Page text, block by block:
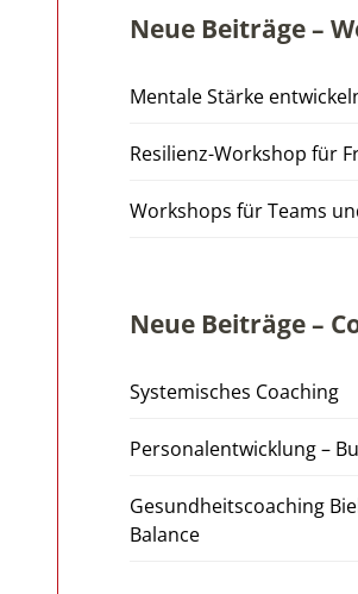
Neue Beiträge –
Mentale Stärke
Resilienz-Workshop für
Workshops für Teams
Neue Beiträge –
Systemisches Coaching
Personalentwicklung –
Gesundheitscoaching
Balance